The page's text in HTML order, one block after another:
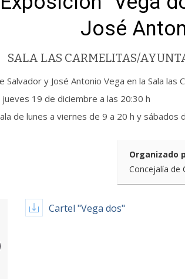
José
SALA LAS CARMELITAS/
Salvador y José Antonio Vega en la Sala
jueves 19 de diciembre a las 20:30 h
de lunes a viernes de 9 a 20 h y
Organizado
Concejalía de
Cartel "Vega dos"